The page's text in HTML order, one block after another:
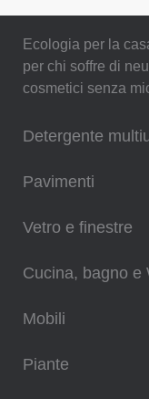
Ecologia per la
per chi soffre di
cosmetici senza
Detergente
Pavimenti
Vetro e finestre
Cucina, bagno e
Mobili
Piante